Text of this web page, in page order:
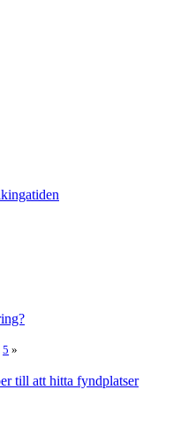
5 »
till att hitta fyndplatser